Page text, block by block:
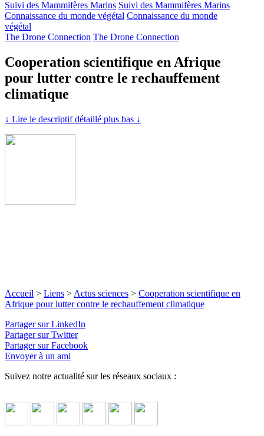
Suivi des Mammifères Marins Suivi des Mammifères Marins
Connaissance du monde végétal Connaissance du monde
végétal
The Drone Connection The Drone Connection
Cooperation scientifique en Afrique
pour lutter contre le rechauffement
climatique
↓ Lire le descriptif détaillé plus bas ↓
Accueil > Liens > Actus sciences > Cooperation scientifique en
Afrique pour lutter contre le rechauffement climatique
Partager sur LinkedIn
Partager sur Twitter
Partager sur Facebook
Envoyer à un ami
Suivez notre actualité sur les réseaux sociaux :